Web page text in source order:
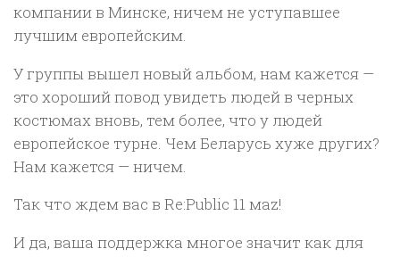
компании в Минске, ничем не уступавшее
лучшим европейским.
У группы вышел новый альбом, нам кажется —
это хороший повод увидеть людей в черных
костюмах вновь, тем более, что у людей
европейское турне. Чем Беларусь хуже других?
Нам кажется — ничем.
Так что ждем вас в Re:Public 11 маz!
И да, ваша поддержка многое значит как для